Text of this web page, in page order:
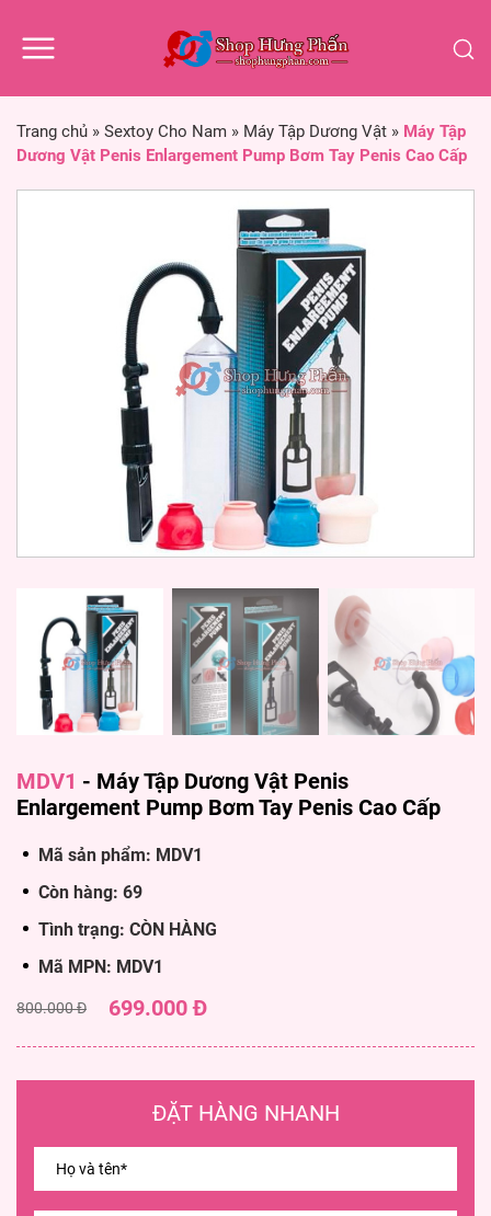
Trang chủ » Sextoy Cho Nam » Máy Tập Dương Vật » Máy Tập
Dương Vật Penis Enlargement Pump Bơm Tay Penis Cao Cấp
MDV1 - Máy Tập Dương Vật Penis
Enlargement Pump Bơm Tay Penis Cao Cấp
Mã sản phẩm: MDV1
Còn hàng: 69
Tình trạng: CÒN HÀNG
Mã MPN: MDV1
800.000 Đ 699.000 Đ
ĐẶT HÀNG NHANH